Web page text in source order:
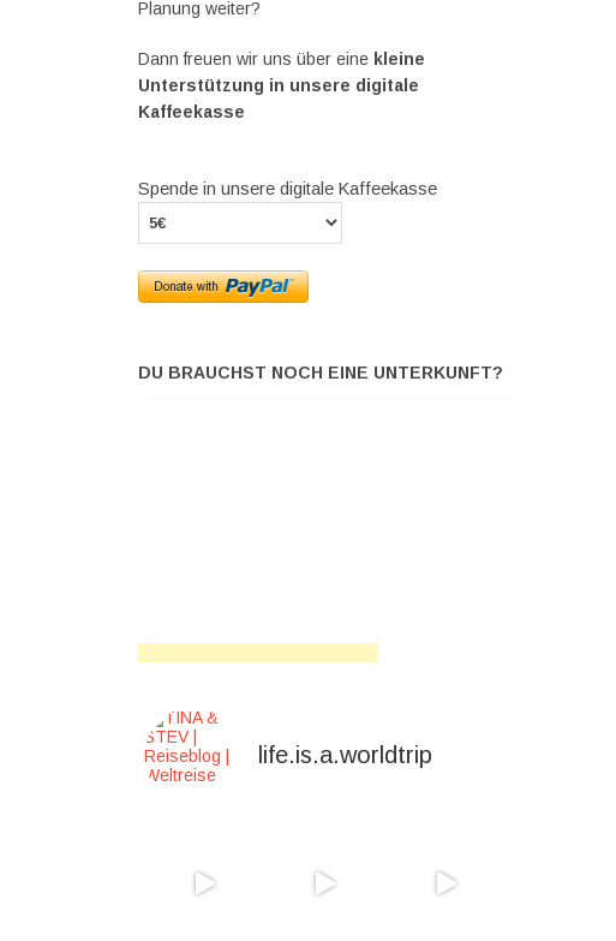
Planung weiter?
Dann freuen wir uns über eine kleine
Unterstützung in unsere digitale
Kaffeekasse
Spende in unsere digitale Kaffeekasse
DU BRAUCHST NOCH EINE UNTERKUNFT?
life.is.a.worldtrip